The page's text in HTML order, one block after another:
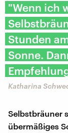
"Wenn ich
Stunden
Sonne.
Katharina
Selbstbräuner
übermäßiges